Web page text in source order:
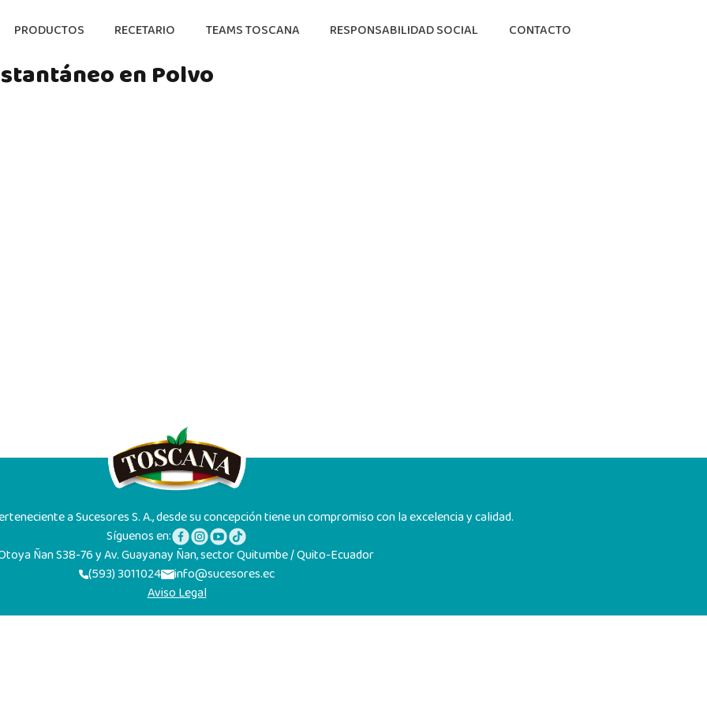
PRODUCTOS RECETARIO TEAMS TOSCANA RESPONSABILIDAD SOCIAL CONTACTO
en Polvo
a Sucesores S. A., desde su concepción tiene un compromiso con la excelencia y calidad.
Síguenos en:
Ñan S38-76 y Av. Guayanay Ñan, sector Quitumbe / Quito-Ecuador
(593) 3011024
info@sucesores.ec
Aviso Legal